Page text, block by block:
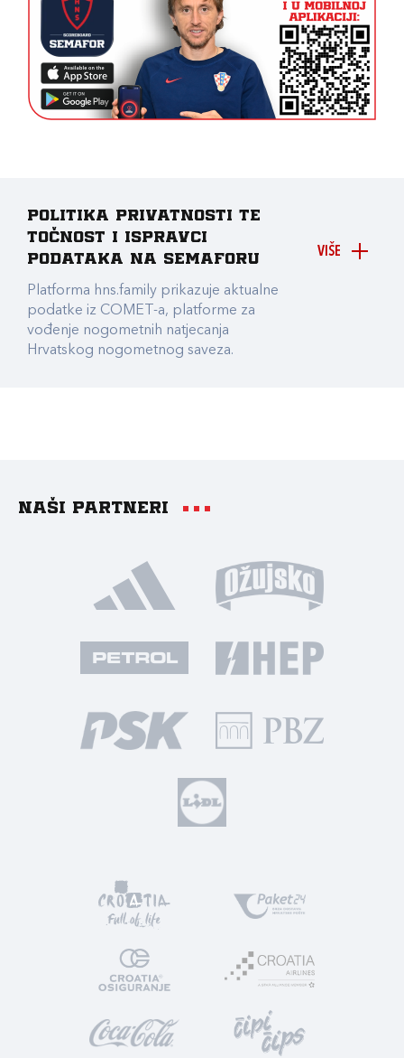
VIŠE
Politika privatnosti te
točnost i ispravci
podataka na Semaforu
Platforma hns.family prikazuje aktualne
podatke iz COMET-a, platforme za
vođenje nogometnih natjecanja
Hrvatskog nogometnog saveza.
Naši partneri